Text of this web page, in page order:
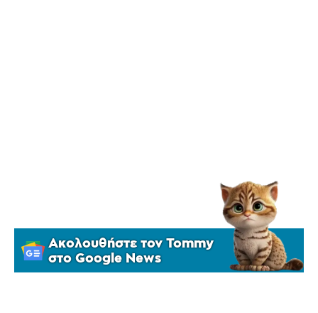
Ακολουθήστε τον Tommy
στο Google News